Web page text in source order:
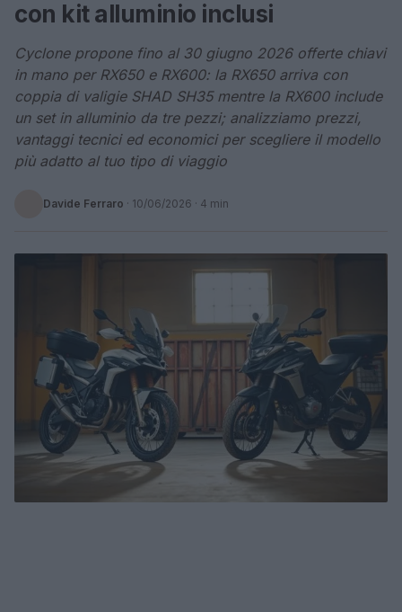
con kit alluminio inclusi
Cyclone propone fino al 30 giugno 2026 offerte chiavi
in mano per RX650 e RX600: la RX650 arriva con
coppia di valigie SHAD SH35 mentre la RX600 include
un set in alluminio da tre pezzi; analizziamo prezzi,
vantaggi tecnici ed economici per scegliere il modello
più adatto al tuo tipo di viaggio
Davide Ferraro · 10/06/2026 · 4 min